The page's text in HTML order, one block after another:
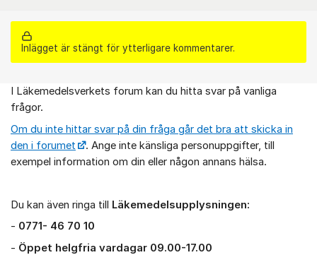
Inlägget är stängt för ytterligare kommentarer.
Om forumet
I Läkemedelsverkets forum kan du hitta svar på vanliga
frågor.
Om du inte hittar svar på din fråga går det bra att skicka in
den i forumet
. Ange inte känsliga personuppgifter, till
exempel information om din eller någon annans hälsa.
Du kan även ringa till Läkemedelsupplysningen:
- 0771- 46 70 10
- Öppet helgfria vardagar 09.00-17.00